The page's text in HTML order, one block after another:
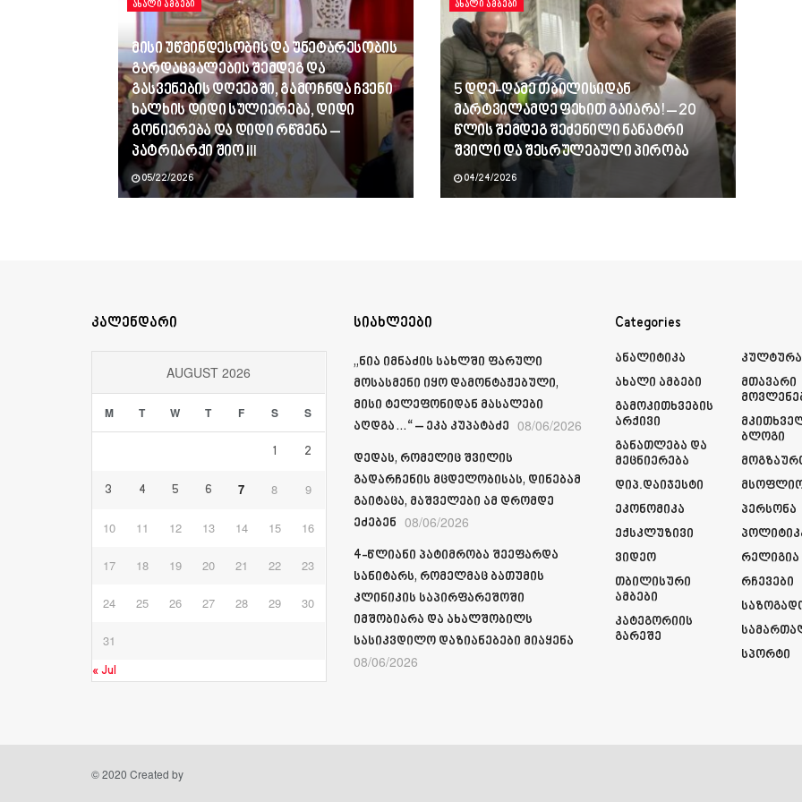
ᲐᲮᲐᲚᲘ ᲐᲛᲑᲔᲑᲘ
მისი უწმინდესობის და უნეტარესობის
გარდაცვალების შემდეგ და
გასვენების დღეებში, გამოჩნდა ჩვენი
ხალხის დიდი სულიერება, დიდი
გონიერება და დიდი რწმენა –
პატრიარქი შიო III
05/22/2026
ᲐᲮᲐᲚᲘ ᲐᲛᲑᲔᲑᲘ
5 დღე-ღამე თბილისიდან
მარტვილამდე ფეხით გაიარა! – 20
წლის შემდეგ შეძენილი ნანატრი
შვილი და შესრულებული პირობა
04/24/2026
კალენდარი
AUGUST 2026
M T W T F S S
1 2
3 4 5 6 7 8 9
10 11 12 13 14 15 16
17 18 19 20 21 22 23
24 25 26 27 28 29 30
31
« Jul
სიახლეები
„ნია იმნაძის სახლში ფარული
მოსასმენი იყო დამონტაჟებული,
მისი ტელეფონიდან მასალები
აღდგა…“ – ეკა კუპატაძე 08/06/2026
დედას, რომელიც შვილის
გადარჩენის მცდელობისას, დინებამ
გაიტაცა, მაშველები ამ დრომდე
ეძებენ 08/06/2026
4-წლიანი პატიმრობა შეეფარდა
სანიტარს, რომელმაც ბათუმის
კლინიკის საპირფარეშოში
იმშობიარა და ახალშობილს
სასიკვდილო დაზიანებები მიაყენა
08/06/2026
Categories
Ანალიტიკა
Ახალი Ამბები
Გამოკითხვების
Არქივი
Განათლება Და
Მეცნიერება
Დიპ.დაიჯესტი
Ეკონომიკა
Ექსკლუზივი
Ვიდეო
Თბილისური
Ამბები
Კატეგორიის
Გარეშე
Კულტურა
Მთავარი
Ბლოგი
Პერსონა
Რელიგია
Რჩევები
Სპორტი
© 2020 Created by